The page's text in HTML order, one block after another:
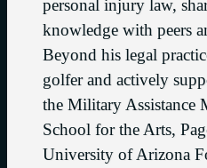
personal injury law,
knowledge with peers
Beyond his legal
golfer and actively
the Military Assistance
School for the Arts,
University of Arizona